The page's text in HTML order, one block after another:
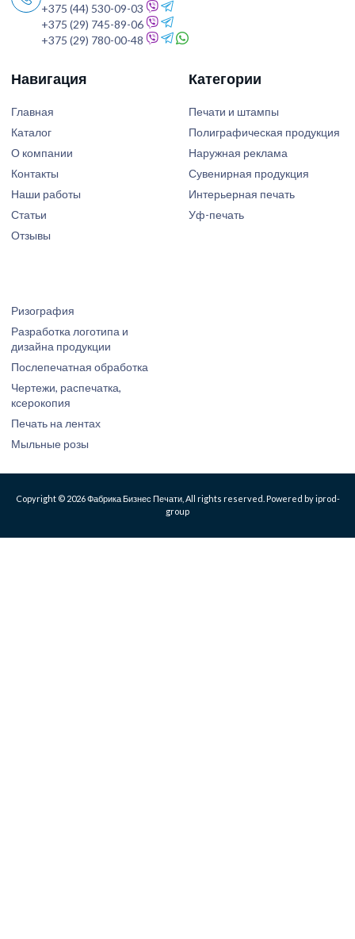
+375 (44) 530-09-03
+375 (29) 745-89-06
+375 (29) 780-00-48
Навигация
Главная
Каталог
О компании
Контакты
Наши работы
Статьи
Отзывы
Категории
Печати и штампы
Полиграфическая продукция
Наружная реклама
Сувенирная продукция
Интерьерная печать
Уф-печать
Ризография
Разработка логотипа и
дизайна продукции
Послепечатная обработка
Чертежи, распечатка,
ксерокопия
Печать на лентах
Мыльные розы
Copyright © 2026 Фабрика Бизнес Печати, All rights reserved. Powered by iprod-
group